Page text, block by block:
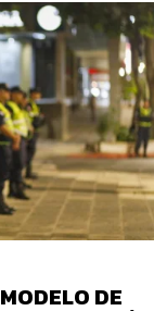
DE